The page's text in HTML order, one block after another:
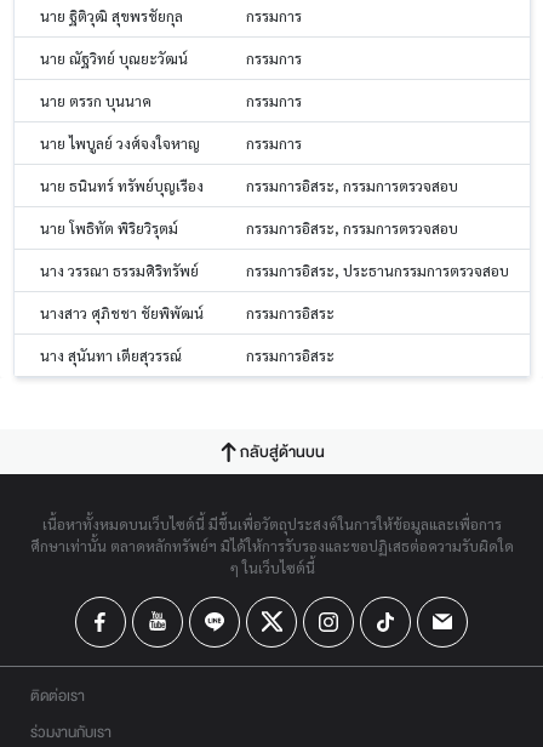
นาย ฐิติวุฒิ สุขพรชัยกุล กรรมการ
นาย ณัฐวิทย์ บุณยะวัฒน์ กรรมการ
นาย ตรรก บุนนาค กรรมการ
นาย ไพบูลย์ วงศ์จงใจหาญ กรรมการ
นาย ธนินทร์ ทรัพย์บุญเรือง กรรมการอิสระ, กรรมการตรวจสอบ
นาย โพธิทัต พิริยวิรุตม์ กรรมการอิสระ, กรรมการตรวจสอบ
นาง วรรณา ธรรมศิริทรัพย์ กรรมการอิสระ, ประธานกรรมการตรวจสอบ
นางสาว ศุภิชชา ชัยพิพัฒน์ กรรมการอิสระ
นาง สุนันทา เตียสุวรรณ์ กรรมการอิสระ
กลับสู่ด้านบน
เนื้อหาทั้งหมดบนเว็บไซต์นี้ มีขึ้นเพื่อวัตถุประสงค์ในการให้ข้อมูลและเพื่อการ
ศึกษาเท่านั้น ตลาดหลักทรัพย์ฯ มิได้ให้การรับรองและขอปฏิเสธต่อความรับผิดใด
ๆ ในเว็บไซต์นี้
ติดต่อเรา
ร่วมงานกับเรา